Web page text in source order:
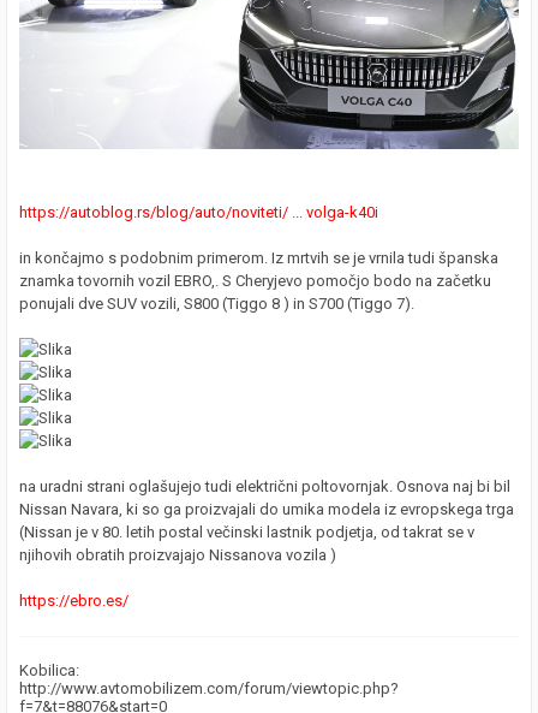
https://autoblog.rs/blog/auto/noviteti/ ... volga-k40i
in končajmo s podobnim primerom. Iz mrtvih se je vrnila tudi španska
znamka tovornih vozil EBRO,. S Cheryjevo pomočjo bodo na začetku
ponujali dve SUV vozili, S800 (Tiggo 8 ) in S700 (Tiggo 7).
na uradni strani oglašujejo tudi električni poltovornjak. Osnova naj bi bil
Nissan Navara, ki so ga proizvajali do umika modela iz evropskega trga
(Nissan je v 80. letih postal večinski lastnik podjetja, od takrat se v
njihovih obratih proizvajajo Nissanova vozila )
https://ebro.es/
Kobilica:
http://www.avtomobilizem.com/forum/viewtopic.php?
f=7&t=88076&start=0